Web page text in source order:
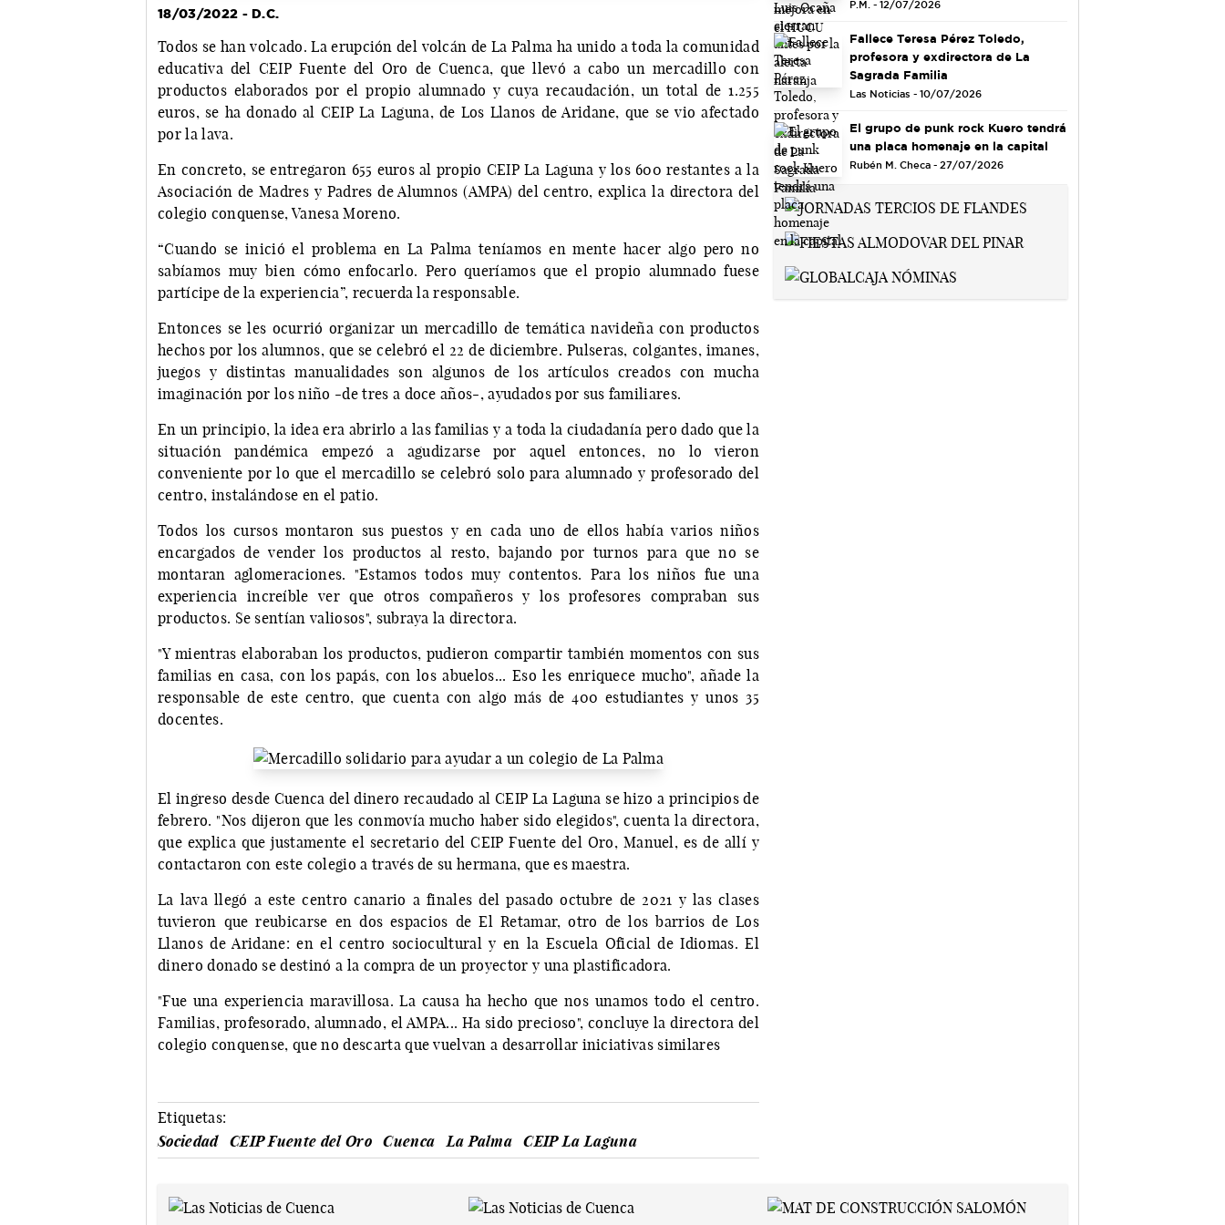
18/03/2022 - D.C.
Todos se han volcado. La erupción del volcán de La Palma ha unido a toda la comunidad
educativa del CEIP Fuente del Oro de Cuenca, que llevó a cabo un mercadillo con
productos elaborados por el propio alumnado y cuya recaudación, un total de 1.255
euros, se ha donado al CEIP La Laguna, de Los Llanos de Aridane, que se vio afectado
por la lava.
En concreto, se entregaron 655 euros al propio CEIP La Laguna y los 600 restantes a la
Asociación de Madres y Padres de Alumnos (AMPA) del centro, explica la directora del
colegio conquense, Vanesa Moreno.
“Cuando se inició el problema en La Palma teníamos en mente hacer algo pero no
sabíamos muy bien cómo enfocarlo. Pero queríamos que el propio alumnado fuese
partícipe de la experiencia”, recuerda la responsable.
Entonces se les ocurrió organizar un mercadillo de temática navideña con productos
hechos por los alumnos, que se celebró el 22 de diciembre. Pulseras, colgantes, imanes,
juegos y distintas manualidades son algunos de los artículos creados con mucha
imaginación por los niño -de tres a doce años-, ayudados por sus familiares.
En un principio, la idea era abrirlo a las familias y a toda la ciudadanía pero dado que la
situación pandémica empezó a agudizarse por aquel entonces, no lo vieron
conveniente por lo que el mercadillo se celebró solo para alumnado y profesorado del
centro, instalándose en el patio.
Todos los cursos montaron sus puestos y en cada uno de ellos había varios niños
encargados de vender los productos al resto, bajando por turnos para que no se
montaran aglomeraciones. "Estamos todos muy contentos. Para los niños fue una
experiencia increíble ver que otros compañeros y los profesores compraban sus
productos. Se sentían valiosos", subraya la directora.
"Y mientras elaboraban los productos, pudieron compartir también momentos con sus
familias en casa, con los papás, con los abuelos... Eso les enriquece mucho", añade la
responsable de este centro, que cuenta con algo más de 400 estudiantes y unos 35
docentes.
El ingreso desde Cuenca del dinero recaudado al CEIP La Laguna se hizo a principios de
febrero. "Nos dijeron que les conmovía mucho haber sido elegidos", cuenta la directora,
que explica que justamente el secretario del CEIP Fuente del Oro, Manuel, es de allí y
contactaron con este colegio a través de su hermana, que es maestra.
La lava llegó a este centro canario a finales del pasado octubre de 2021 y las clases
tuvieron que reubicarse en dos espacios de El Retamar, otro de los barrios de Los
Llanos de Aridane: en el centro sociocultural y en la Escuela Oficial de Idiomas. El
dinero donado se destinó a la compra de un proyector y una plastificadora.
"Fue una experiencia maravillosa. La causa ha hecho que nos unamos todo el centro.
Familias, profesorado, alumnado, el AMPA... Ha sido precioso", concluye la directora del
colegio conquense, que no descarta que vuelvan a desarrollar iniciativas similares
Etiquetas:
Sociedad
CEIP Fuente del Oro Cuenca La Palma CEIP La Laguna
P.M. - 12/07/2026
Fallece Teresa Pérez Toledo,
profesora y exdirectora de La
Sagrada Familia
Las Noticias - 10/07/2026
El grupo de punk rock Kuero tendrá
una placa homenaje en la capital
Rubén M. Checa - 27/07/2026